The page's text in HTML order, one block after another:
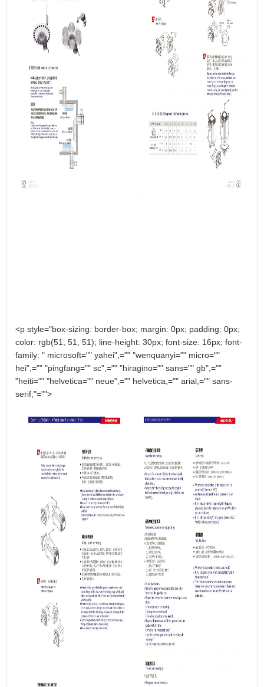
<p style="box-sizing: border-box; margin: 0px; padding: 0px;
color: rgb(51, 51, 51); line-height: 30px; font-size: 16px; font-
family: " microsoft="" yahei",="" "wenquanyi="" micro=""
hei",="" "pingfang="" sc",="" "hiragino="" sans="" gb",=""
"heiti="" "helvetica="" neue",="" helvetica,="" arial,="" sans-
serif;"="">